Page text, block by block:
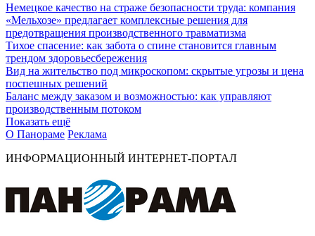
Немецкое качество на страже безопасности труда: компания
«Мельхозе» предлагает комплексные решения для
предотвращения производственного травматизма
Тихое спасение: как забота о спине становится главным
трендом здоровьесбережения
Вид на жительство под микроскопом: скрытые угрозы и цена
поспешных решений
Баланс между заказом и возможностью: как управляют
производственным потоком
Показать ещё
О Панораме Реклама
ИНФОРМАЦИОННЫЙ ИНТЕРНЕТ-ПОРТАЛ